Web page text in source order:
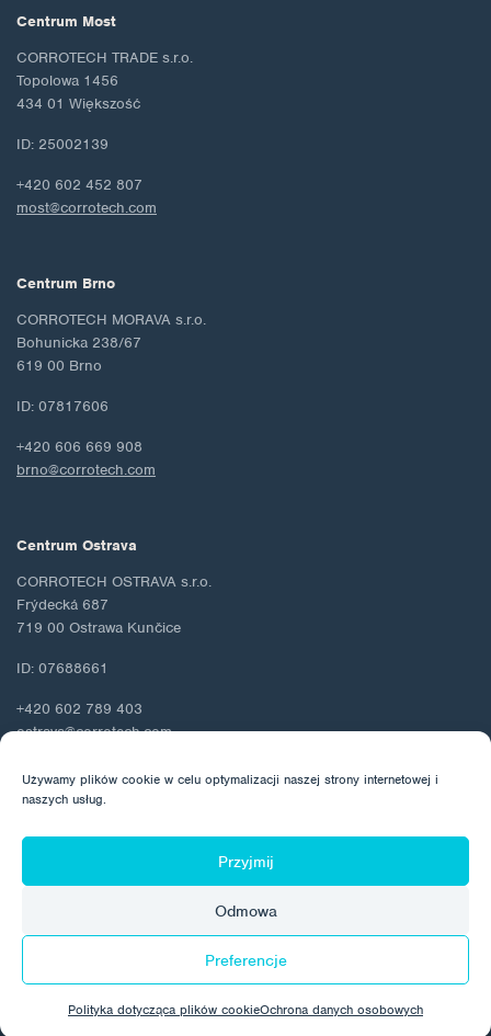
Używamy plików cookie w celu optymalizacji naszej strony internetowej i
naszych usług.
Przyjmij
Odmowa
Preferencje
Polityka dotycząca plików cookieOchrona danych osobowych
Centrum Most
CORROTECH TRADE s.r.o.
Topolowa 1456
434 01 Większość
ID: 25002139
+420 602 452 807
most@corrotech.com
Centrum Brno
CORROTECH MORAVA s.r.o.
Bohunicka 238/67
619 00 Brno
ID: 07817606
+420 606 669 908
brno@corrotech.com
Centrum Ostrava
CORROTECH OSTRAVA s.r.o.
Frýdecká 687
719 00 Ostrawa Kunčice
ID: 07688661
+420 602 789 403
ostrava@corrotech.com
© 2026 Corrotech
Polityka dotycząca plików cookie